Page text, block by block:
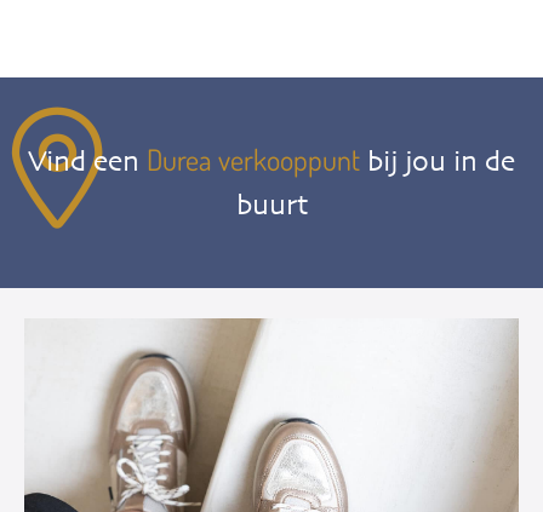
Vind een Durea verkooppunt bij jou in de
buurt